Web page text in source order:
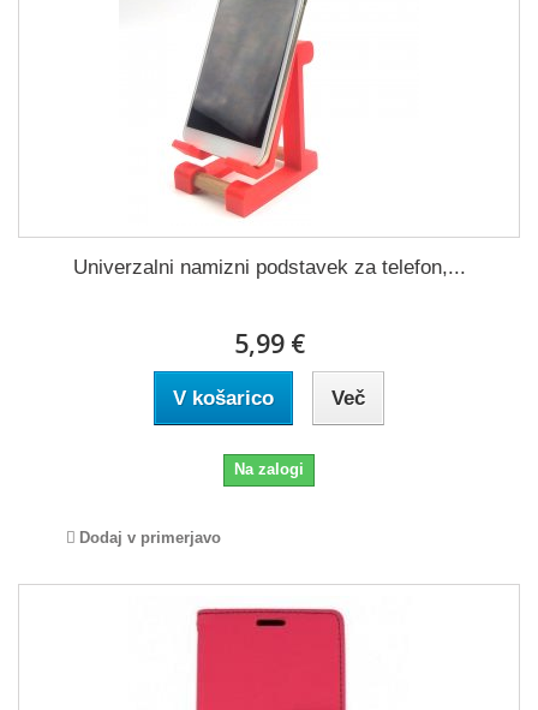
Univerzalni namizni podstavek za telefon,...
5,99 €
V košarico Več
Na zalogi
Dodaj v primerjavo